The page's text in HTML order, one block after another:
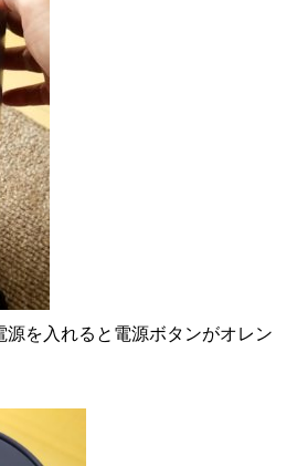
源を入れると電源ボタンがオレン